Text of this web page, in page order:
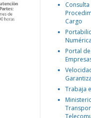
Consulta
Cargo
Portal
Trabaja